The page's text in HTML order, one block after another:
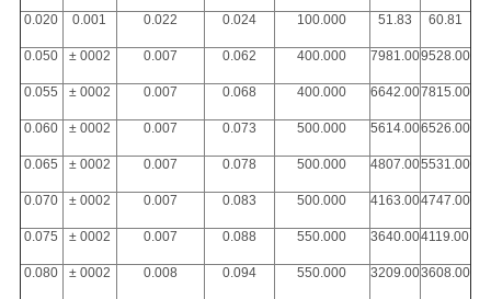
0.020 0.001 0.022 0.024 100.000 51.83 60.81
0.050 ± 0002 0.007 0.062 400.000 7981.009528.00
0.055 ± 0002 0.007 0.068 400.000 6642.007815.00
0.060 ± 0002 0.007 0.073 500.000 5614.006526.00
0.065 ± 0002 0.007 0.078 500.000 4807.005531.00
0.070 ± 0002 0.007 0.083 500.000 4163.004747.00
0.075 ± 0002 0.007 0.088 550.000 3640.004119.00
0.080 ± 0002 0.008 0.094 550.000 3209.003608.00